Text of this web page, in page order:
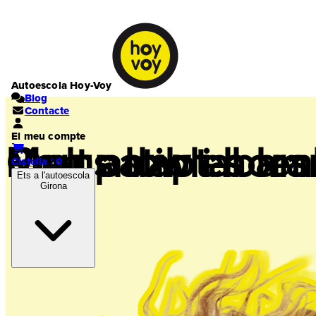
Autoescola Hoy-Voy
Blog
Contacte
El meu compte
Cistella | 0
Ets a l'autoescola
Girona
Preus low i
Compatibles
Molt adaptables